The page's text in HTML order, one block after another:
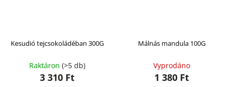
Kesudió tejcsokoládéban 300G
Raktáron (>5 db)
3 310 Ft
Málnás mandula 100G
Vyprodáno
1 380 Ft